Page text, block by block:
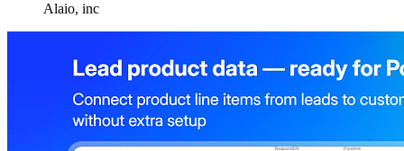
Alaio, inc